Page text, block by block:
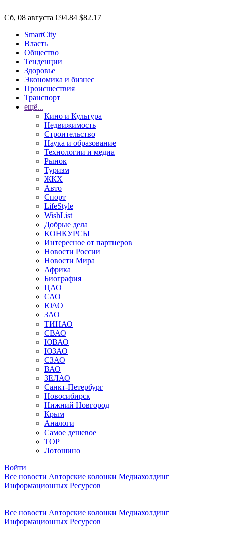
Сб, 08 августа €94.84 $82.17
SmartCity
Власть
Общество
Тенденции
Здоровье
Экономика и бизнес
Происшествия
Транспорт
ещё...
Кино и Культура
Недвижимость
Строительство
Наука и образование
Технологии и медиа
Рынок
Туризм
ЖКХ
Авто
Спорт
LifeStyle
WishList
Добрые дела
КОНКУРСЫ
Интересное от партнеров
Новости России
Новости Мира
Африка
Биография
ЦАО
САО
ЮАО
ЗАО
ТИНАО
СВАО
ЮВАО
ЮЗАО
СЗАО
ВАО
ЗЕЛАО
Санкт-Петербург
Новосибирск
Нижний Новгород
Крым
Аналоги
Самое дешевое
TOP
Лотошино
Войти
Все новости Авторские колонки Медиахолдинг
Информационных Ресурсов
Все новости Авторские колонки Медиахолдинг
Информационных Ресурсов